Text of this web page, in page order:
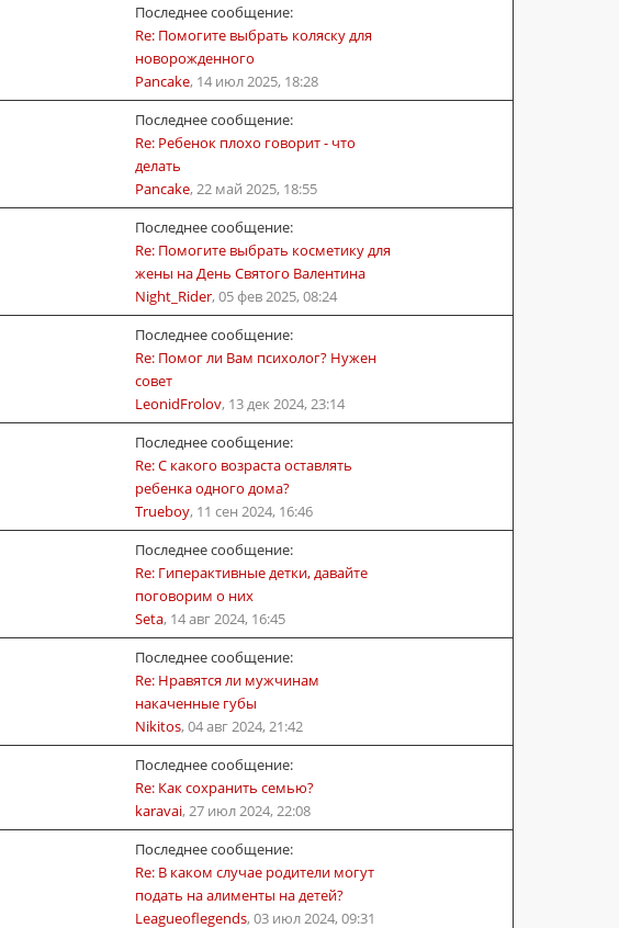
Последнее сообщение:
Re: Помогите выбрать коляску для
новорожденного
Pancake, 14 июл 2025, 18:28
Последнее сообщение:
Re: Ребенок плохо говорит - что
делать
Pancake, 22 май 2025, 18:55
Последнее сообщение:
Re: Помогите выбрать косметику для
жены на День Святого Валентина
Night_Rider, 05 фев 2025, 08:24
Последнее сообщение:
Re: Помог ли Вам психолог? Нужен
совет
LeonidFrolov, 13 дек 2024, 23:14
Последнее сообщение:
Re: С какого возраста оставлять
ребенка одного дома?
Trueboy, 11 сен 2024, 16:46
Последнее сообщение:
Re: Гиперактивные детки, давайте
поговорим о них
Seta, 14 авг 2024, 16:45
Последнее сообщение:
Re: Нравятся ли мужчинам
накаченные губы
Nikitos, 04 авг 2024, 21:42
Последнее сообщение:
Re: Как сохранить семью?
karavai, 27 июл 2024, 22:08
Последнее сообщение:
Re: В каком случае родители могут
подать на алименты на детей?
Leagueoflegends, 03 июл 2024, 09:31